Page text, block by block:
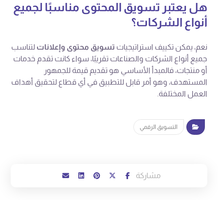
هل يعتبر تسويق المحتوى مناسبًا لجميع
أنواع الشركات؟
نعم، يمكن تكييف استراتيجيات تسويق محتوى وإعلانات لتناسب
جميع أنواع الشركات والصناعات تقريبًا، سواء كانت تقدم خدمات
أو منتجات، فالمبدأ الأساسي هو تقديم قيمة للجمهور
المستهدف، وهو أمر قابل للتطبيق في أي قطاع لتحقيق أهداف
العمل المختلفة.
التسويق الرقمي